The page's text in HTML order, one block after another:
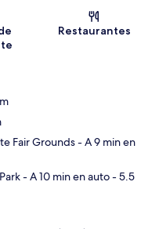
del mapa
Restaurantes
Fair Grounds- A 9 min en
- A 10 min en auto- 5.5